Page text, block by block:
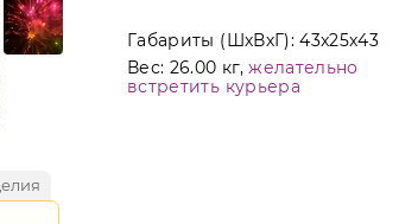
Габариты (ШхВхГ):43x25x43
Вес: 26.00 кг,желательно
встретить курьера